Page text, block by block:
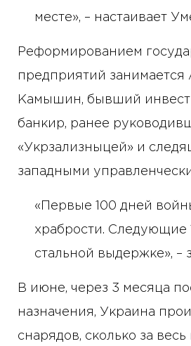
месте», – настаивает
Реформированием
предприятий занимается
Камышин, бывший
банкир, ранее
«Укрзализныцей» и
западными
«Первые 100 дней
храбрости. Следующие
стальной выдержке», –
В июне, через 3 месяца
назначения, Украина
снарядов, сколько за